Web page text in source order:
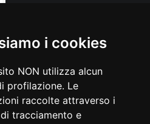
i cookies
NON utilizza alcun
profilazione. Le
raccolte attraverso i
tracciamento e